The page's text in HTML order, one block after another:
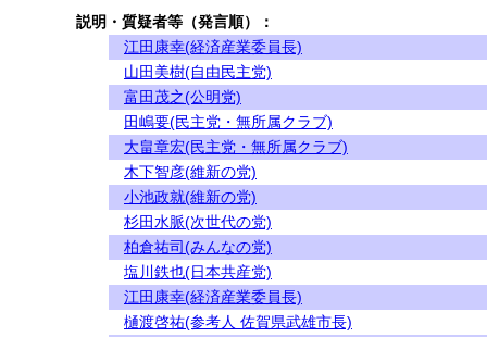
説明・質疑者等（発言順）：
江田康幸(経済産業委員長)
山田美樹(自由民主党)
富田茂之(公明党)
田嶋要(民主党・無所属クラブ)
大畠章宏(民主党・無所属クラブ)
木下智彦(維新の党)
小池政就(維新の党)
杉田水脈(次世代の党)
柏倉祐司(みんなの党)
塩川鉄也(日本共産党)
江田康幸(経済産業委員長)
樋渡啓祐(参考人 佐賀県武雄市長)